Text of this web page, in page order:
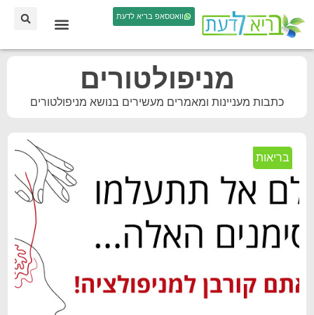
וואטסאפ בריא לדעת
מניפולטורים
כתבות מעניינות ומאמרים מעשירים בנושא מניפולטורים
בריאות